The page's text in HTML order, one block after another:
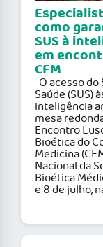
como
SUS à
em
CFM
O acesso
Saúde (SUS)
inteligência
mesa
Encontro
Bioética do
Medicina
Nacional da
Bioética
e 8 de julho,